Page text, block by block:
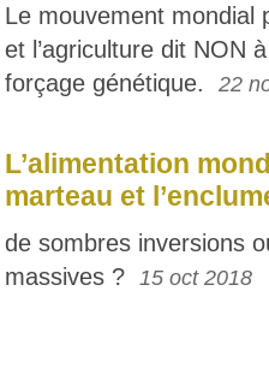
Le mouvement mondial
et l’agriculture dit NON
forçage génétique.
22
L’alimentation
marteau et
de sombres inversions
massives ? 15 oct 2018